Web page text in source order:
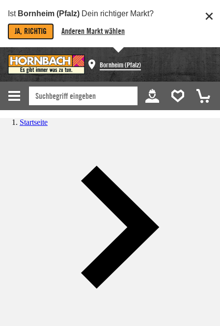
Ist Bornheim (Pfalz) Dein richtiger Markt?
JA, RICHTIG Anderen Markt wählen
Bornheim (Pfalz)
Startseite